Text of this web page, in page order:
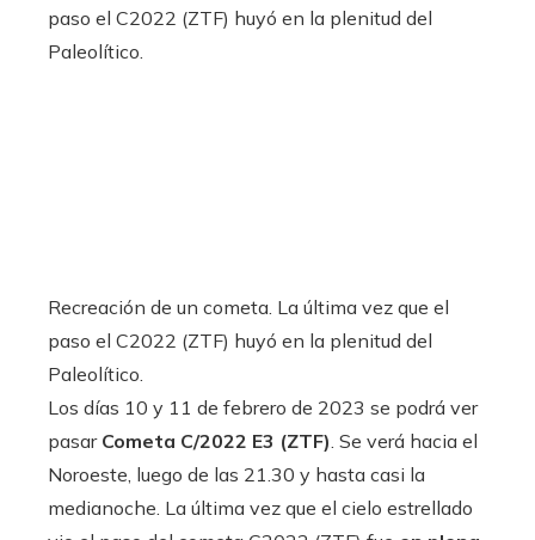
Recreación de un cometa. La última vez que el
paso el C2022 (ZTF) huyó en la plenitud del
Paleolítico.
Los días 10 y 11 de febrero de 2023 se podrá ver
pasar Cometa C/2022 E3 (ZTF). Se verá hacia el
Noroeste, luego de las 21.30 y hasta casi la
medianoche. La última vez que el cielo estrellado